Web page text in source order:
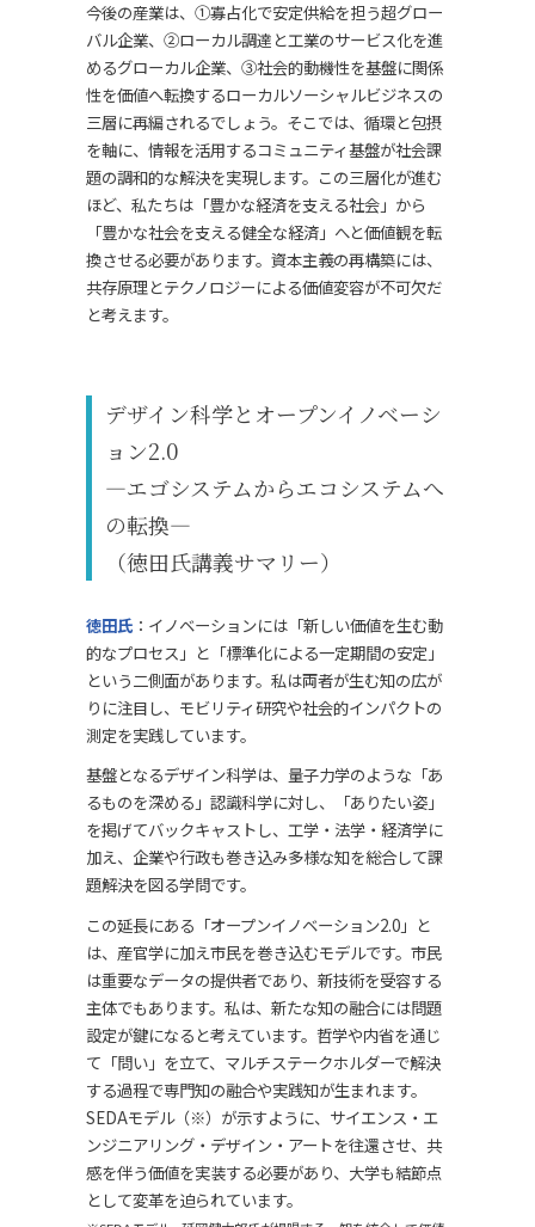
今後の産業は、①寡占化で安定供給を担う超グロー
バル企業、②ローカル調達と工業のサービス化を進
めるグローカル企業、③社会的動機性を基盤に関係
性を価値へ転換するローカルソーシャルビジネスの
三層に再編されるでしょう。そこでは、循環と包摂
を軸に、情報を活用するコミュニティ基盤が社会課
題の調和的な解決を実現します。この三層化が進む
ほど、私たちは「豊かな経済を支える社会」から
「豊かな社会を支える健全な経済」へと価値観を転
換させる必要があります。資本主義の再構築には、
共存原理とテクノロジーによる価値変容が不可欠だ
と考えます。
デザイン科学とオープンイノベーシ
ョン2.0
―エゴシステムからエコシステムへ
の転換―
（徳田氏講義サマリー）
徳田氏 ：イノベーションには「新しい価値を生む動
的なプロセス」と「標準化による一定期間の安定」
という二側面があります。私は両者が生む知の広が
りに注目し、モビリティ研究や社会的インパクトの
測定を実践しています。
基盤となるデザイン科学は、量子力学のような「あ
るものを深める」認識科学に対し、「ありたい姿」
を掲げてバックキャストし、工学・法学・経済学に
加え、企業や行政も巻き込み多様な知を総合して課
題解決を図る学問です。
この延長にある「オープンイノベーション2.0」と
は、産官学に加え市民を巻き込むモデルです。市民
は重要なデータの提供者であり、新技術を受容する
主体でもあります。私は、新たな知の融合には問題
設定が鍵になると考えています。哲学や内省を通じ
て「問い」を立て、マルチステークホルダーで解決
する過程で専門知の融合や実践知が生まれます。
SEDAモデル（※）が示すように、サイエンス・エ
ンジニアリング・デザイン・アートを往還させ、共
感を伴う価値を実装する必要があり、大学も結節点
として変革を迫られています。